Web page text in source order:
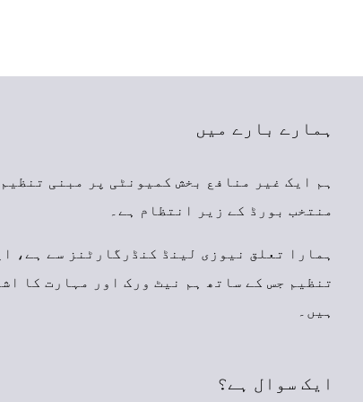
ہمارے بارے میں
ہم ایک غیر منافع بخش کمیونٹی پر مبنی
منتخب بورڈ کے زیر انتظام ہے۔
ہمارا تعلق نیوزی لینڈ کنڈرگارٹنز سے ہے،
تنظیم جس کے ساتھ ہم نیٹ ورک اور مہارت کا
ہیں۔
ایک سوال ہے؟